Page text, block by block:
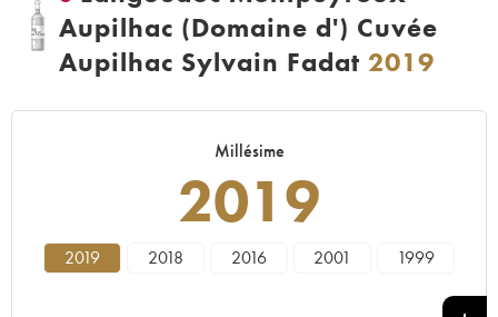
Aupilhac (Domaine d') Cuvée
Aupilhac Sylvain Fadat 2019
Millésime
2019
2019 2018 2016 2001 1999